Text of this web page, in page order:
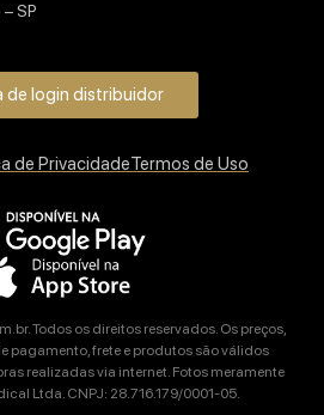
SP
de login distribuidor
de PrivacidadeTermos de Uso
Todos os direitos reservados. Os preços,
pagamento, frete e produtos são válidos
realizadas via internet. Fotos meramente
Ltda. CNPJ: 28.716.179/0001-05.